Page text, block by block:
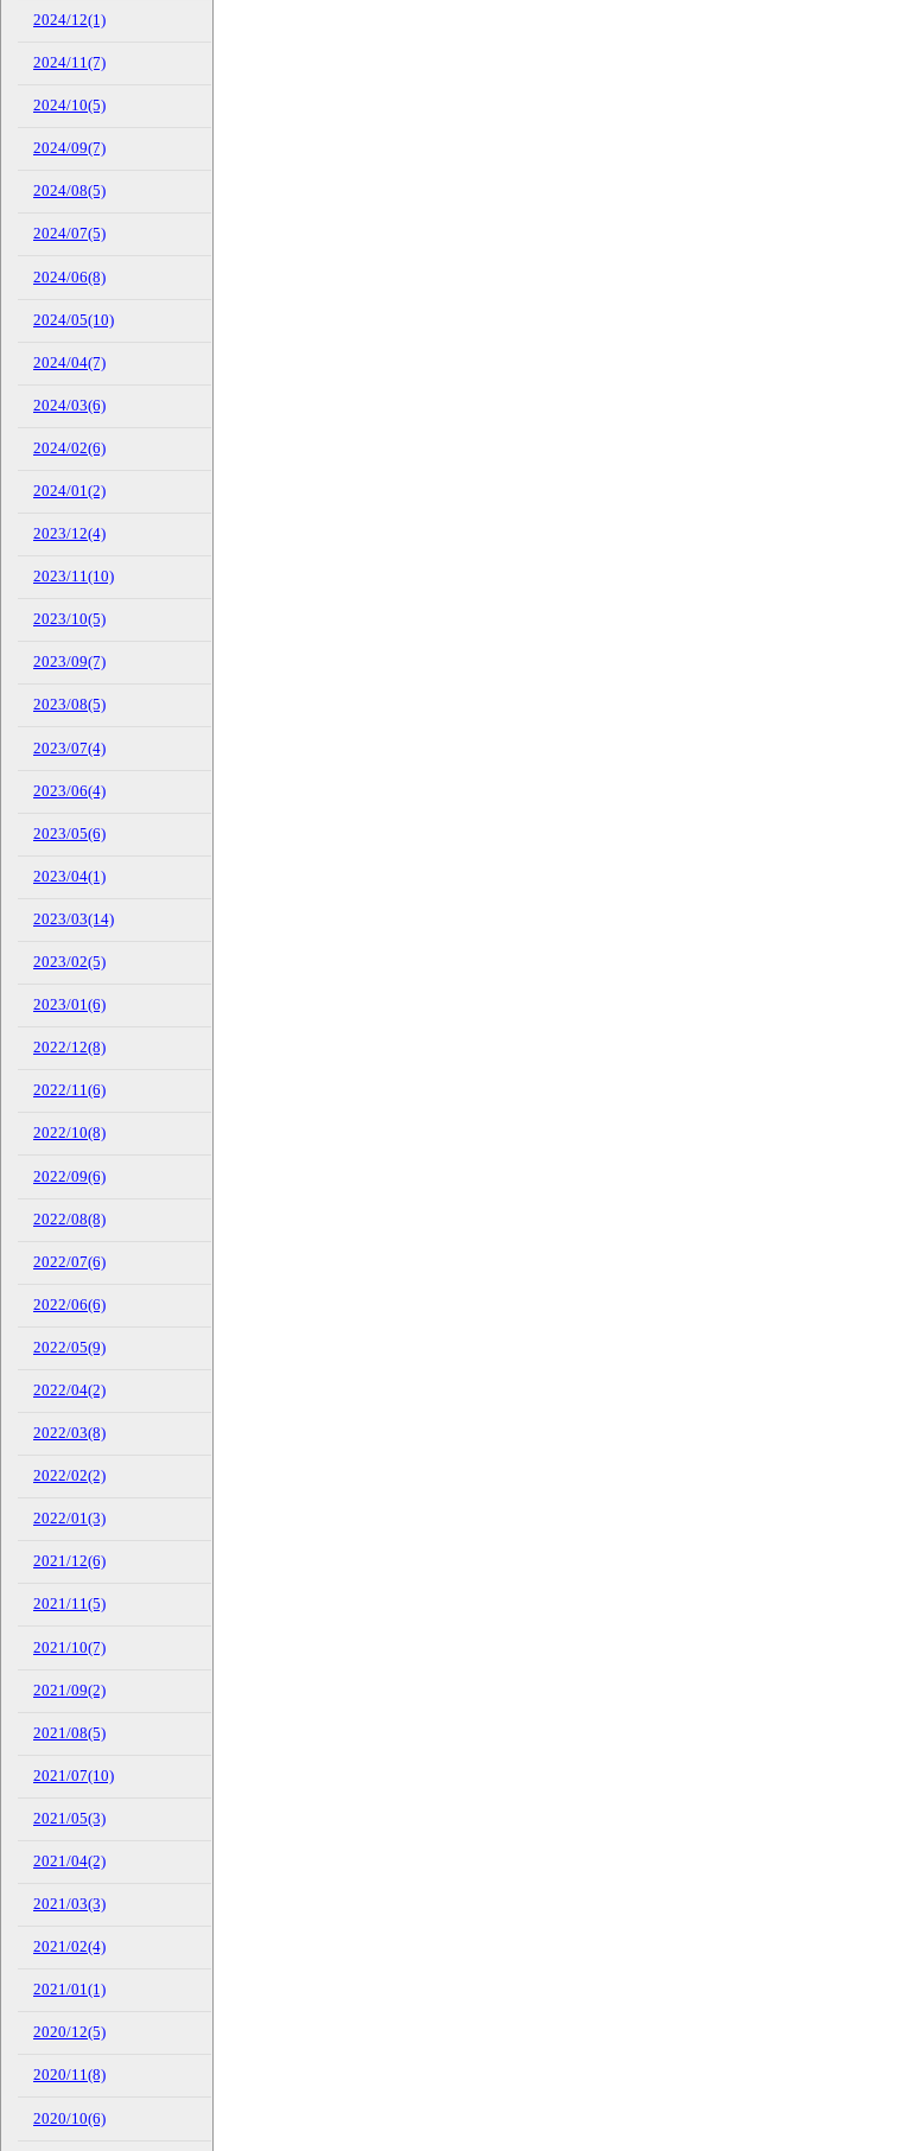
2024/12(1)
2024/11(7)
2024/10(5)
2024/09(7)
2024/08(5)
2024/07(5)
2024/06(8)
2024/05(10)
2024/04(7)
2024/03(6)
2024/02(6)
2024/01(2)
2023/12(4)
2023/11(10)
2023/10(5)
2023/09(7)
2023/08(5)
2023/07(4)
2023/06(4)
2023/05(6)
2023/04(1)
2023/03(14)
2023/02(5)
2023/01(6)
2022/12(8)
2022/11(6)
2022/10(8)
2022/09(6)
2022/08(8)
2022/07(6)
2022/06(6)
2022/05(9)
2022/04(2)
2022/03(8)
2022/02(2)
2022/01(3)
2021/12(6)
2021/11(5)
2021/10(7)
2021/09(2)
2021/08(5)
2021/07(10)
2021/05(3)
2021/04(2)
2021/03(3)
2021/02(4)
2021/01(1)
2020/12(5)
2020/11(8)
2020/10(6)